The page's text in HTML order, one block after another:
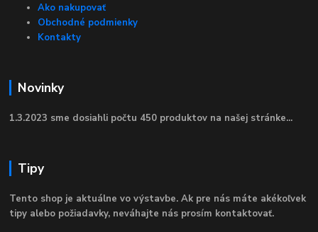
Ako nakupovať
Obchodné podmienky
Kontakty
Novinky
1.3.2023 sme dosiahli počtu 450 produktov na našej stránke...
Tipy
Tento shop je aktuálne vo výstavbe. Ak pre nás máte akékoľvek
tipy alebo požiadavky, neváhajte nás prosím kontaktovať.